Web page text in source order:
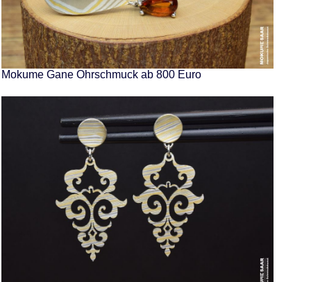
Mokume Gane Ohrschmuck ab 800 Euro